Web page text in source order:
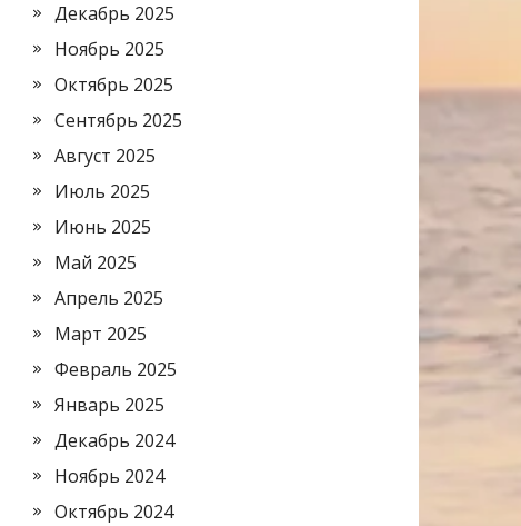
Декабрь 2025
Ноябрь 2025
Октябрь 2025
Сентябрь 2025
Август 2025
Июль 2025
Июнь 2025
Май 2025
Апрель 2025
Март 2025
Февраль 2025
Январь 2025
Декабрь 2024
Ноябрь 2024
Октябрь 2024